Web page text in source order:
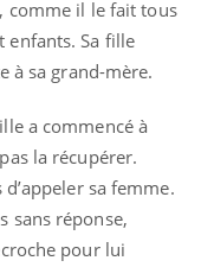
comme il le fait tous
enfants. Sa fille
à sa grand-mère.
a commencé à
la récupérer.
sa femme.
sans réponse,
pour lui